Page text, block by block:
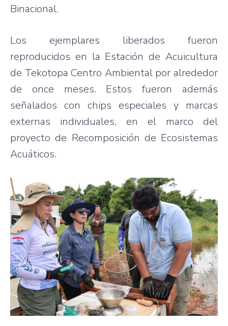
Binacional.
Los ejemplares liberados fueron
reproducidos en la Estación de Acuicultura
de Tekotopa Centro Ambiental por alrededor
de once meses. Estos fueron además
señalados con chips especiales y marcas
externas individuales, en el marco del
proyecto de Recomposición de Ecosistemas
Acuáticos.